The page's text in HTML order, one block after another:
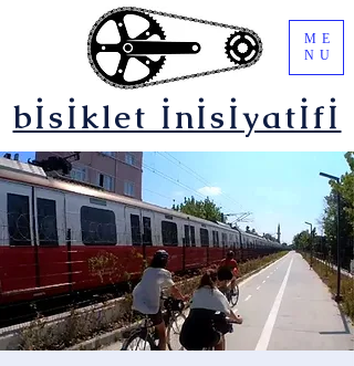
bİsİklet İnİsİyatİfİ
ME
NU